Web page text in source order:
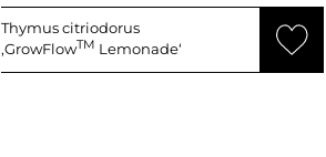
Thymus citriodorus
‚GrowFlowTM Lemonade‘